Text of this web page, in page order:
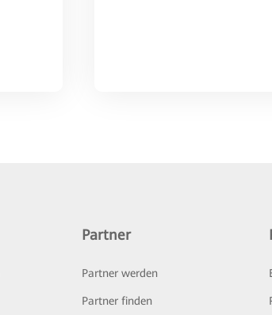
Partner
Partner werden
Partner finden